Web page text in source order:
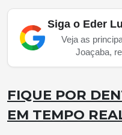
Siga o Eder
Veja as
Joaçaba,
FIQUE POR
EM TEMPO